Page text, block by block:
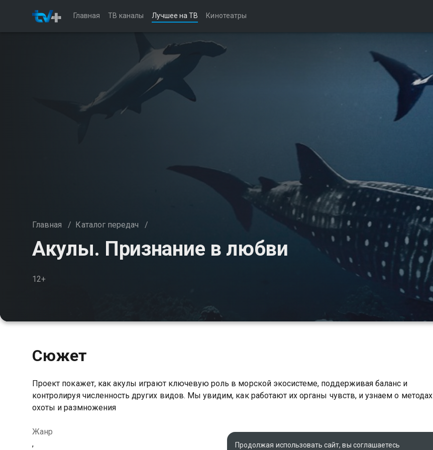
Главная ТВ каналы Лучшее на ТВ Кинотеатры
Главная / Каталог передач /
Акулы. Признание в любви
12+
Сюжет
Проект покажет, как акулы играют ключевую роль в морской экосистеме, поддерживая баланс и
контролируя численность других видов. Мы увидим, как работают их органы чувств, и узнаем о методах
охоты и размножения
Жанр
,
Продолжая использовать сайт, вы соглашаетесь